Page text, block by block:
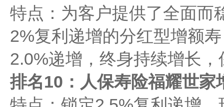
特点：为客户提供了全面而
2%复利递增的分红型增额
2.0%递增，终身持续增长
排名10：人保寿险福耀世家